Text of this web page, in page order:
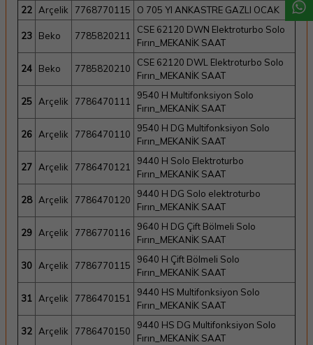
22 Arçelik 7768770115 O 705 YI ANKASTRE GAZLI OCAK
23 Beko 7785820211
CSE 62120 DWN Elektroturbo Solo
Fırın_MEKANİK SAAT
24 Beko 7785820210
CSE 62120 DWL Elektroturbo Solo
Fırın_MEKANİK SAAT
25 Arçelik 7786470111
9540 H Multifonksiyon Solo
Fırın_MEKANİK SAAT
26 Arçelik 7786470110
9540 H DG Multifonksiyon Solo
Fırın_MEKANİK SAAT
27 Arçelik 7786470121
9440 H Solo Elektroturbo
Fırın_MEKANİK SAAT
28 Arçelik 7786470120
9440 H DG Solo elektroturbo
Fırın_MEKANİK SAAT
29 Arçelik 7786770116
9640 H DG Çift Bölmeli Solo
Fırın_MEKANİK SAAT
30 Arçelik 7786770115
9640 H Çift Bölmeli Solo
Fırın_MEKANİK SAAT
31 Arçelik 7786470151
9440 HS Multifonksiyon Solo
Fırın_MEKANİK SAAT
32 Arçelik 7786470150
9440 HS DG Multifonksiyon Solo
Fırın_MEKANİK SAAT